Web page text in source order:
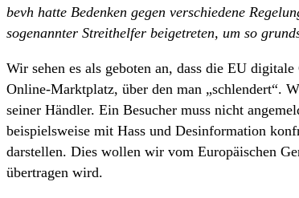
bevh hatte Bedenken gegen verschiedene
sogenannter Streithelfer beigetreten, um so
Wir sehen es als geboten an, dass die EU
Online-Marktplatz, über den man „schlendert“.
seiner Händler. Ein Besucher muss nicht
beispielsweise mit Hass und Desinformation
darstellen. Dies wollen wir vom Europäischen
übertragen wird.